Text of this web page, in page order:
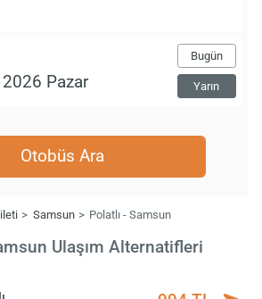
Bugün
Yarın
Otobüs Ara
Samsun Polatlı - Samsun
Ulaşım Alternatifleri